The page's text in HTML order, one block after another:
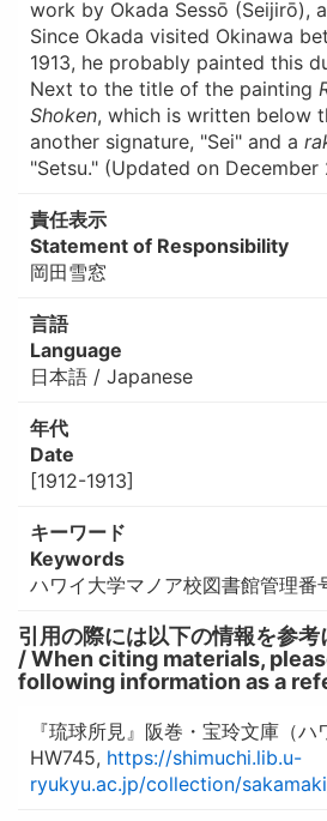
work by Okada Sessō (Seijirō),
Since Okada visited Okinawa
1913, he probably painted this
Next to the title of the painting
Shoken, which is written below
another signature, "Sei" and a
"Setsu." (Updated on December
責任表示
Statement of Responsibility
岡田雪窓
言語
Language
日本語 / Japanese
年代
Date
[1912-1913]
キーワード
Keywords
ハワイ大学マノア校図書館管理番
引用の際には以下の情報を参考
/ When citing materials,
following information as a
『琉球所見』阪巻・宝玲文庫（ハ
HW745, https://shimuchi.lib.u-
ryukyu.ac.jp/collection/